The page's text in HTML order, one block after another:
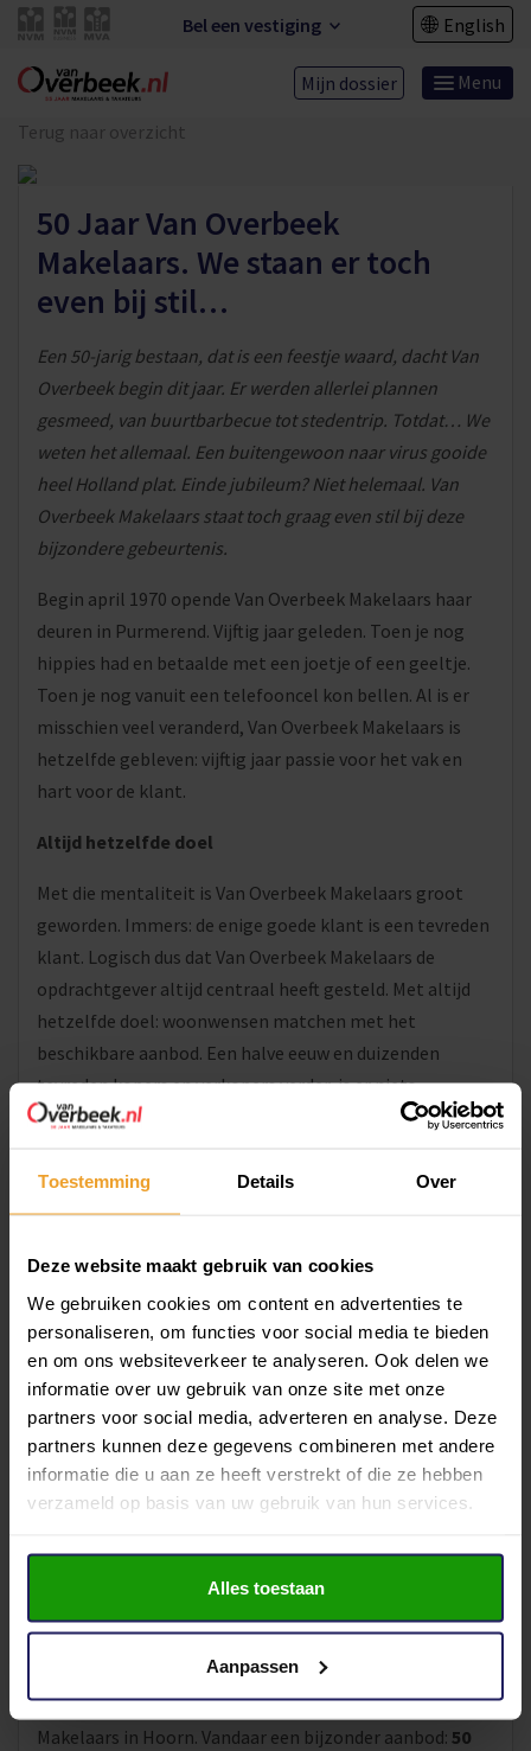
Toestemming Details Over
Deze website maakt gebruik van cookies
We gebruiken cookies om content en advertenties te
personaliseren, om functies voor social media te bieden
en om ons websiteverkeer te analyseren. Ook delen we
informatie over uw gebruik van onze site met onze
partners voor social media, adverteren en analyse. Deze
partners kunnen deze gegevens combineren met andere
informatie die u aan ze heeft verstrekt of die ze hebben
verzameld op basis van uw gebruik van hun services.
Alles toestaan
Aanpassen
Bel een vestiging English
Mijn dossier Menu
Terug naar overzicht
50 Jaar Van Overbeek
Makelaars. We staan er toch
even bij stil…
Een 50-jarig bestaan, dat is een feestje waard, dacht Van
Overbeek begin dit jaar. Er werden allerlei plannen
gesmeed, van buurtbarbecue tot stedentrip. Totdat… We
weten het allemaal. Een buitengewoon naar virus gooide
heel Holland plat. Einde jubileum? Niet helemaal. Van
Overbeek Makelaars staat toch graag even stil bij deze
bijzondere gebeurtenis.
Begin april 1970 opende Van Overbeek Makelaars haar
deuren in Purmerend. Vijftig jaar geleden. Toen je nog
hippies had en betaalde met een joetje of een geeltje.
Toen je nog vanuit een telefooncel kon bellen. Al is er
misschien veel veranderd, Van Overbeek Makelaars is
hetzelfde gebleven: vijftig jaar passie voor het vak en
hart voor de klant.
Altijd hetzelfde doel
Met die mentaliteit is Van Overbeek Makelaars groot
geworden. Immers: de enige goede klant is een tevreden
klant. Logisch dus dat Van Overbeek Makelaars de
opdrachtgever altijd centraal heeft gesteld. Met altijd
hetzelfde doel: woonwensen matchen met het
beschikbare aanbod. Een halve eeuw en duizenden
tevreden kopers en verkopers verder, is er niets
veranderd aan die bedrijfsfilosofie.
De bedrijfsvisie mag dan hetzelfde zijn gebleven, de
Van Overbeek een scherpe blik voor innovatie. Van
Overbeek zag al vroeg de toegevoegde waarde van een
optimale presentatie en communicatie. Niet alleen
tijdens bezichtigingen, maar ook via de sociale media en
de website. Die zoektocht naar effectieve en nuttige
vernieuwingen zal altijd deel uitmaken van de
bedrijfsvisie. Werkt het? Komt het onze klant ten
goede? Dan gaan we ervoor, zo luidt het devies. Dat het
Bijzondere traktatie: 50 dagen geen opstartkosten
Geen feest zonder cadeautjes, vindt Van Overbeek
Makelaars in Hoorn. Vandaar een bijzonder aanbod: 50